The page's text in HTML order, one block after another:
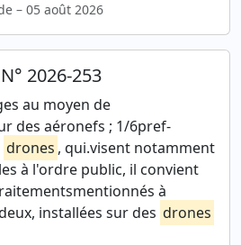
– 05 août 2026
2026-253
au moyen de
des aéronefs ; 1/6pref-
drones , qui.visent notamment
à l'ordre public, il convient
à
installées sur des drones